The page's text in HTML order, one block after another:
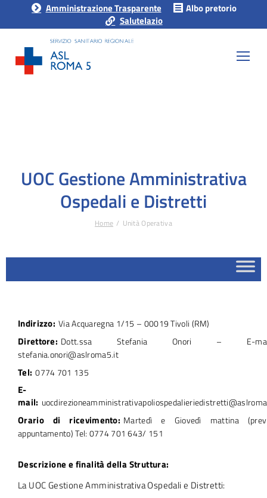
Amministrazione Trasparente
Albo pretorio
Salutelazio
UOC Gestione Amministrativa
Ospedali e Distretti
Home Unità Operativa
Indirizzo: Via Acquaregna 1/15 – 00019 Tivoli (RM)
Direttore: Dott.ssa Stefania Onori – E-
stefania.onori@aslroma5.it
Tel: 0774 701 135
E-
mail:
Orario di ricevimento: Martedì e Giovedì mattina
appuntamento) Tel: 0774 701 643/ 151
Descrizione e finalità della Struttura:
La UOC Gestione Amministrativa Ospedali e Distretti: